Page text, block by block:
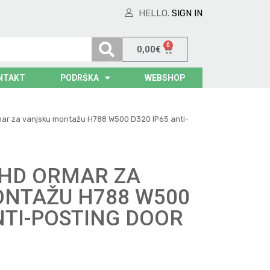
HELLO. SIGN IN
0,00€ 0
PODRŠKA WEBSHOP
za vanjsku montažu H788 W500 D320 IP65 anti-
ORMAR ZA
H788 W500
POSTING DOOR